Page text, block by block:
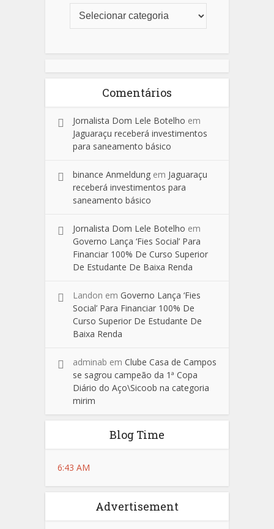
Comentários
Jornalista Dom Lele Botelho em
Jaguaraçu receberá investimentos
para saneamento básico
binance Anmeldung em Jaguaraçu
receberá investimentos para
saneamento básico
Jornalista Dom Lele Botelho em
Governo Lança ‘Fies Social’ Para
Financiar 100% De Curso Superior
De Estudante De Baixa Renda
Landon em Governo Lança ‘Fies
Social’ Para Financiar 100% De
Curso Superior De Estudante De
Baixa Renda
adminab em Clube Casa de Campos
se sagrou campeão da 1ª Copa
Diário do Aço\Sicoob na categoria
mirim
Blog Time
6:43 AM
Advertisement